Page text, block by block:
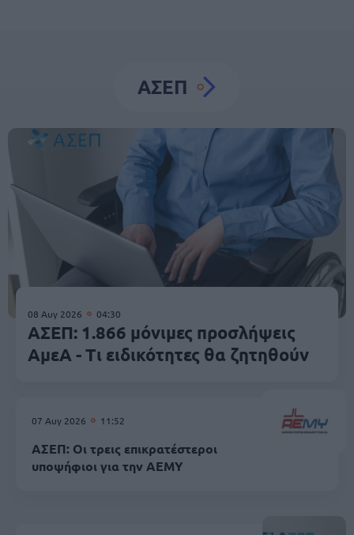
ΑΣΕΠ
08 Αυγ 2026 04:30
ΑΣΕΠ: 1.866 μόνιμες προσλήψεις
ΑμεΑ - Τι ειδικότητες θα ζητηθούν
07 Αυγ 2026 11:52
ΑΣΕΠ: Οι τρεις επικρατέστεροι
υποψήφιοι για την ΑΕΜΥ